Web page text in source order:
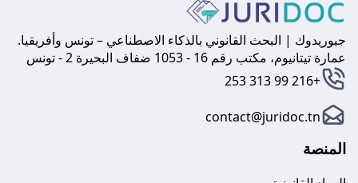
جيوريدوك | البحث القانوني بالذكاء الاصطناعي – تونس وأفريقيا.
عمارة تيتانيوم، مكتب رقم 16 - 1053 ضفاف البحيرة 2 - تونس
+216 99 313 253
contact@juridoc.tn
المنصة